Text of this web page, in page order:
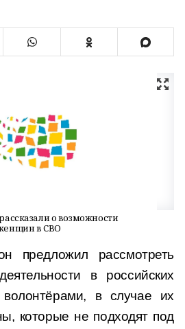
о возможности
в СВО
предложил рассмотреть
в российских
волонтёрами, в случае их
которые не подходят под